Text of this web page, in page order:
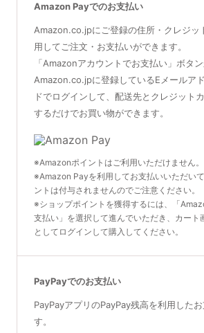
Amazon Payでのお支払い
Amazon.co.jpにご登録の住所・クレジッ
用してご注文・お支払いができます。
「Amazonアカウントでお支払い」ボタン
Amazon.co.jpに登録しているEメールア
ドでログインして、配送先とクレジット
するだけでお買い物ができます。
※Amazonポイントはご利用いただけません。
※Amazon Payを利用してお支払いいただい
ントは付与されませんのでご注意ください。
※ショップポイントを獲得するには、「
支払い」を選択して進んでいただき、カート
としてログインして購入してください。
PayPayでのお支払い
PayPayアプリのPayPay残高を利用した
す。